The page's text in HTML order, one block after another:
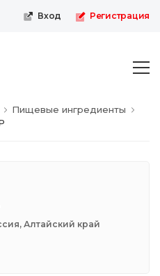
Вход Регистрация
Пищевые ингредиенты
Алтайский край